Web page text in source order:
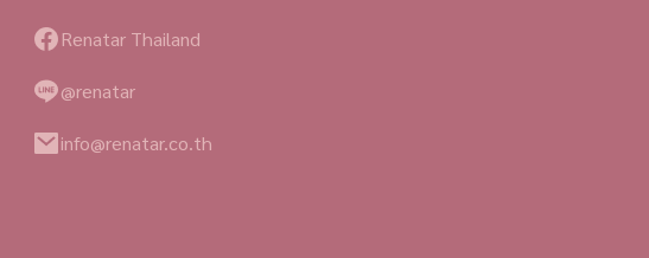
Renatar Thailand
@renatar
info@renatar.co.th